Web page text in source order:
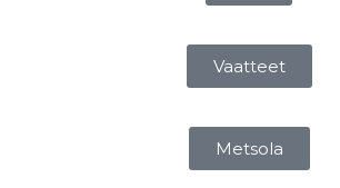
Vaatteet
Metsola